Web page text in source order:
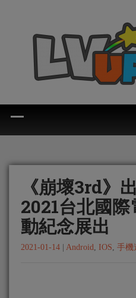
《崩壞3rd》
2021台北國際
動紀念展出
2021-01-14 Android, IOS, 手機